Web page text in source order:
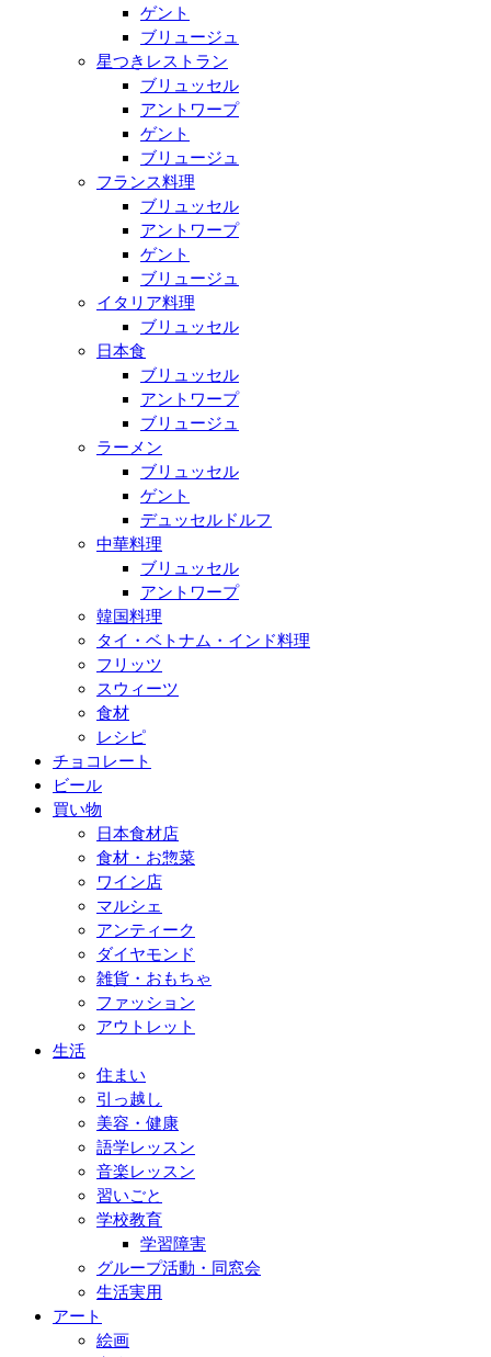
ゲント
ブリュージュ
星つきレストラン
ブリュッセル
アントワープ
ゲント
ブリュージュ
フランス料理
ブリュッセル
アントワープ
ゲント
ブリュージュ
イタリア料理
ブリュッセル
日本食
ブリュッセル
アントワープ
ブリュージュ
ラーメン
ブリュッセル
ゲント
デュッセルドルフ
中華料理
ブリュッセル
アントワープ
韓国料理
タイ・ベトナム・インド料理
フリッツ
スウィーツ
食材
レシピ
チョコレート
ビール
買い物
日本食材店
食材・お惣菜
ワイン店
マルシェ
アンティーク
ダイヤモンド
雑貨・おもちゃ
ファッション
アウトレット
生活
住まい
引っ越し
美容・健康
語学レッスン
音楽レッスン
習いごと
学校教育
学習障害
グループ活動・同窓会
生活実用
アート
絵画